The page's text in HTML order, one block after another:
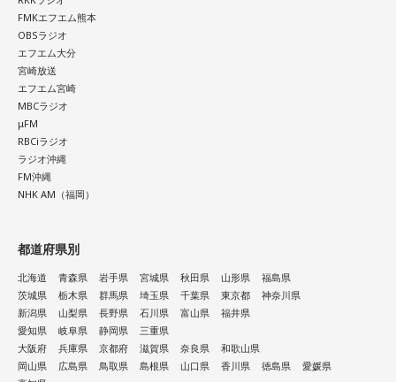
FMKエフエム熊本
OBSラジオ
エフエム大分
宮崎放送
エフエム宮崎
MBCラジオ
μFM
RBCiラジオ
ラジオ沖縄
FM沖縄
NHK AM（福岡）
都道府県別
北海道 青森県 岩手県 宮城県 秋田県 山形県
福島県
茨城県
栃木県 群馬県 埼玉県 千葉県 東京都
神奈川県
新潟県
山梨県 長野県 石川県 富山県
福井県
愛知県
岐阜県 静岡県
三重県
大阪府
兵庫県 京都府 滋賀県 奈良県
和歌山県
岡山県
広島県 鳥取県 島根県 山口県 香川県 徳島県
愛媛県